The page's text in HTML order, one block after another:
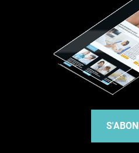
cachées qui nous font du bien